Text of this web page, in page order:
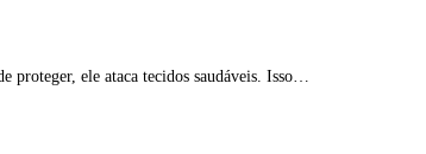
proteger, ele ataca tecidos saudáveis. Isso…